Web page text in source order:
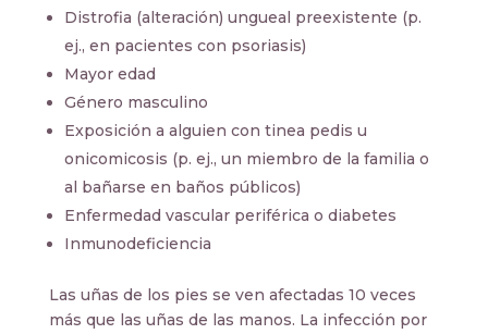
Distrofia (alteración) ungueal preexistente (p.
ej., en pacientes con psoriasis)
Mayor edad
Género masculino
Exposición a alguien con tinea pedis u
onicomicosis (p. ej., un miembro de la familia o
al bañarse en baños públicos)
Enfermedad vascular periférica o diabetes
Inmunodeficiencia
Las uñas de los pies se ven afectadas 10 veces
más que las uñas de las manos. La infección por